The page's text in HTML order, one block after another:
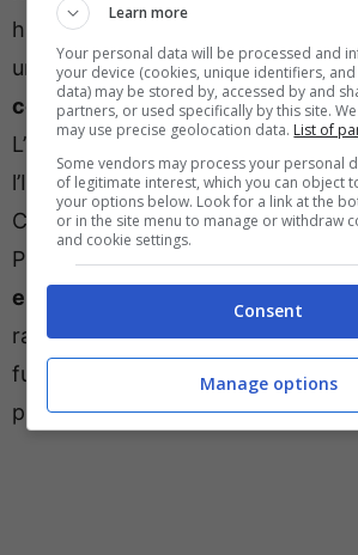
ha lasciato scampo a Sommer. Al
una prestazione di tanta
confronto con Asllani in mezzo
L’albanese non è riuscito nel salto
l’Inter si aspettava e adesso,
Calhanoglu, si pensa proprio al
Parma.La sua valutazione è di
euro
rappresentare un investimento
futuro. L’Inter prova a mettere le
per un nuovo ciclo vincente.
Learn more
Your personal data will be processed and
your device (cookies, unique identifiers,
data) may be stored by, accessed by and
partners, or used specifically by this site.
may use precise geolocation data. List of
Some vendors may process your personal
of legitimate interest, which you can object
your options below. Look for a link at the
or in the site menu to manage or withdraw
and cookie settings.
Consent
Manage options